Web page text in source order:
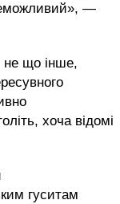
—
не що інше,
хоча відомі
гуситам